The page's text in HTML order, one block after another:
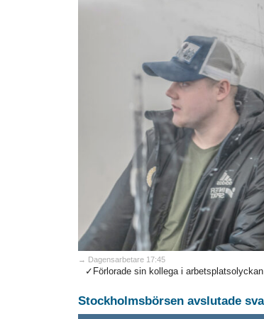
→ Dagensarbetare 17:45
✓Förlorade sin kollega i
Stockholmsbörsen avslutade